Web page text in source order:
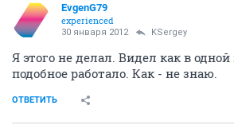
EvgenG79
experienced
30 января 2012 KSergey
Я этого не делал. Видел как в
подобное работало. Как - не знаю.
ОТВЕТИТЬ